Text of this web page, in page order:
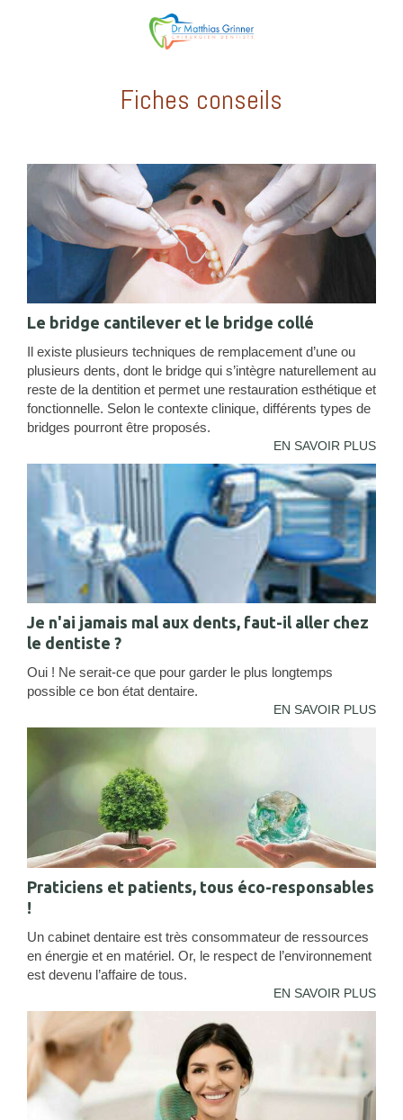
Fiches conseils
Le bridge cantilever et le bridge collé
Il existe plusieurs techniques de remplacement d’une ou
plusieurs dents, dont le bridge qui s’intègre naturellement au
reste de la dentition et permet une restauration esthétique et
fonctionnelle. Selon le contexte clinique, différents types de
bridges pourront être proposés.
EN SAVOIR PLUS
Je n'ai jamais mal aux dents, faut-il aller chez
le dentiste ?
Oui ! Ne serait-ce que pour garder le plus longtemps
possible ce bon état dentaire.
EN SAVOIR PLUS
Praticiens et patients, tous éco-responsables
!
Un cabinet dentaire est très consommateur de ressources
en énergie et en matériel. Or, le respect de l’environnement
est devenu l’affaire de tous.
EN SAVOIR PLUS